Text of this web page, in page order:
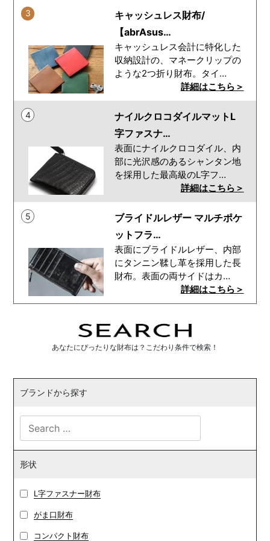
3
キャッシュレス財布/
【abrAsus…
キャッシュレス会計に特化した
収納設計の、マネークリップの
ような2つ折り財布。タイ…
詳細はこちら＞
4
ナイルクロコダイルマットL
字ファスナ…
表面にナイルクロコダイル、内
部に光沢感のあるシャンタン地
を採用した最高級のL字フ…
詳細はこちら＞
5
ブライドルレザー マルチポケ
ットフラ…
表面にブライドルレザー、内部
にタンニン鞣し革を採用した長
財布。表面の両サイドはカ…
詳細はこちら＞
あなたにぴったりな財布は？こだわり条件で検索！
ブランドから探す
形状
L字ファスナー財布
がま口財布
コンパクト財布